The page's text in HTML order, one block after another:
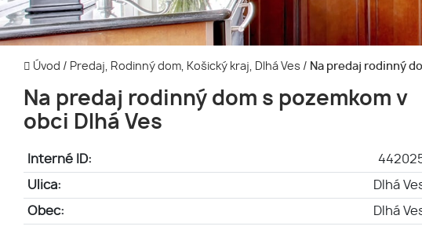
Úvod / Predaj, Rodinný dom, Košický kraj, Dlhá Ves / Na predaj rodinný
Na predaj rodinný dom s pozemkom v
obci Dlhá Ves
Interné ID:
Ulica: Dlhá
Obec: Dlhá